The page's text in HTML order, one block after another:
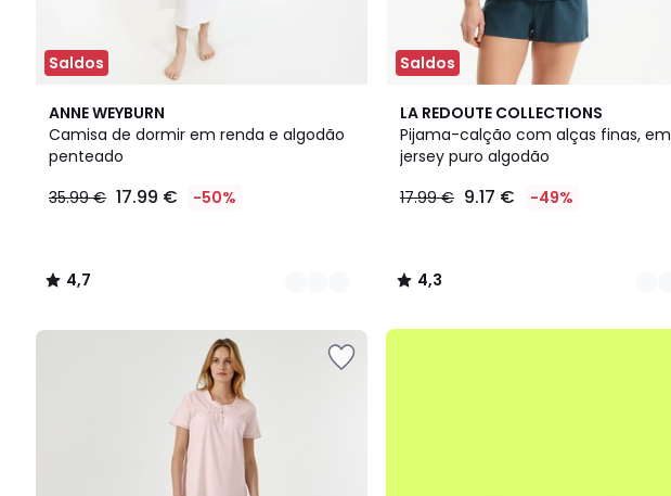
Saldos
ANNE WEYBURN
Camisa de dormir em renda e algodão
penteado
€
35.99
50%
35.99 € 17.99 € -50%
4,7
/ 5
2
Cores
4,7
/
Saldos
LA REDOUTE COLLECTIONS
Pijama-calção com alças finas, em
jersey puro algodão
17.99 € 9.17 € -49%
4,3
/ 5
2
Cores
4,3
/
até